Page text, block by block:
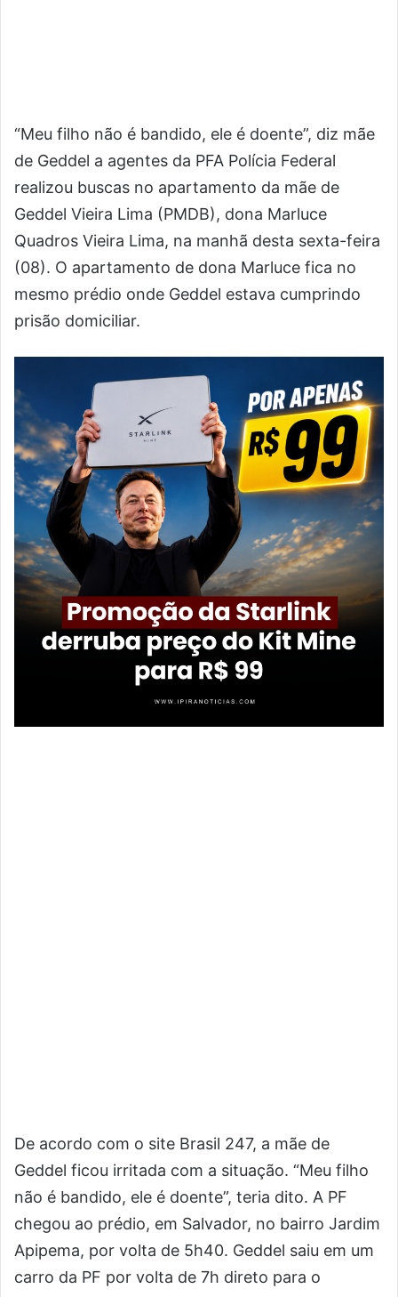
“Meu filho não é bandido, ele é doente”, diz mãe
de Geddel a agentes da PFA Polícia Federal
realizou buscas no apartamento da mãe de
Geddel Vieira Lima (PMDB), dona Marluce
Quadros Vieira Lima, na manhã desta sexta-feira
(08). O apartamento de dona Marluce fica no
mesmo prédio onde Geddel estava cumprindo
prisão domiciliar.
De acordo com o site Brasil 247, a mãe de
Geddel ficou irritada com a situação. “Meu filho
não é bandido, ele é doente”, teria dito. A PF
chegou ao prédio, em Salvador, no bairro Jardim
Apipema, por volta de 5h40. Geddel saiu em um
carro da PF por volta de 7h direto para o